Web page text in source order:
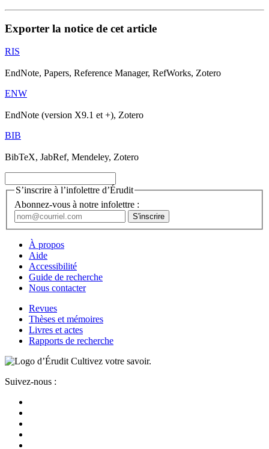
Exporter la notice de cet article
RIS
EndNote, Papers, Reference Manager, RefWorks, Zotero
ENW
EndNote (version X9.1 et +), Zotero
BIB
BibTeX, JabRef, Mendeley, Zotero
S’inscrire à l’infolettre d’Érudit
Abonnez-vous à notre infolettre :
À propos
Aide
Accessibilité
Guide de recherche
Nous contacter
Revues
Thèses et mémoires
Livres et actes
Rapports de recherche
Cultivez votre savoir.
Suivez-nous :